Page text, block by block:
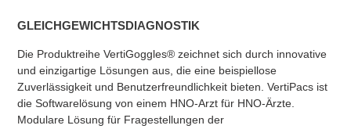
GLEICHGEWICHTSDIAGNOSTIK
Die Produktreihe VertiGoggles® zeichnet sich durch innovative
und einzigartige Lösungen aus, die eine beispiellose
Zuverlässigkeit und Benutzerfreundlichkeit bieten. VertiPacs ist
die Softwarelösung von einem HNO-Arzt für HNO-Ärzte.
Modulare Lösung für Fragestellungen der